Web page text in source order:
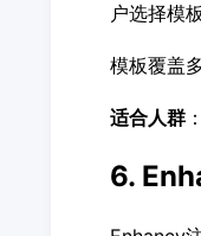
户选择模
模板覆盖
适合人群
6.